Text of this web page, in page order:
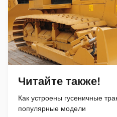
Читайте также!
Как устроены гусеничные
популярные модели